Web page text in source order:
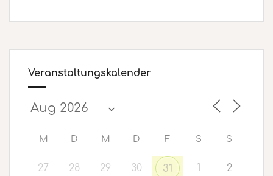
Veranstaltungskalender
M D M D F S S
27 28 29 30 31 1 2